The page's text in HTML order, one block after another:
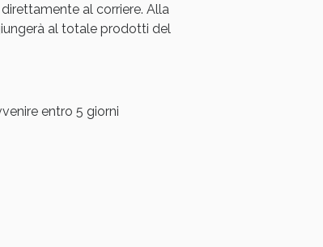
al corriere. Alla
al totale prodotti del
entro 5 giorni